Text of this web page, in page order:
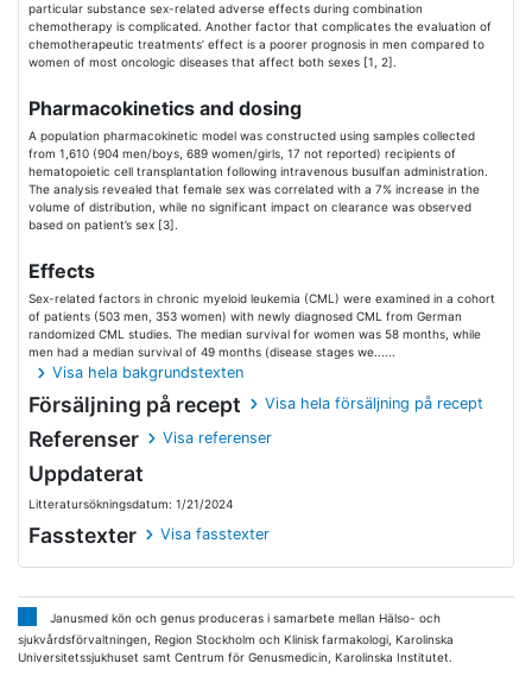
particular substance sex-related adverse effects during combination
chemotherapy is complicated. Another factor that complicates the evaluation of
chemotherapeutic treatments’ effect is a poorer prognosis in men compared to
women of most oncologic diseases that affect both sexes [1, 2].
Pharmacokinetics and dosing
A population pharmacokinetic model was constructed using samples collected
from 1,610 (904 men/boys, 689 women/girls, 17 not reported) recipients of
hematopoietic cell transplantation following intravenous busulfan administration.
The analysis revealed that female sex was correlated with a 7% increase in the
volume of distribution, while no significant impact on clearance was observed
based on patient’s sex [3].
Effects
Sex-related factors in chronic myeloid leukemia (CML) were examined in a cohort
of patients (503 men, 353 women) with newly diagnosed CML from German
randomized CML studies. The median survival for women was 58 months, while
men had a median survival of 49 months (disease stages we......
Visa hela bakgrundstexten
Försäljning på recept Visa hela försäljning på recept
Referenser Visa referenser
Uppdaterat
Litteratursökningsdatum: 1/21/2024
Fasstexter Visa fasstexter
Janusmed kön och genus produceras i samarbete mellan Hälso- och
sjukvårdsförvaltningen, Region Stockholm och Klinisk farmakologi, Karolinska
Universitetssjukhuset samt Centrum för Genusmedicin, Karolinska Institutet.